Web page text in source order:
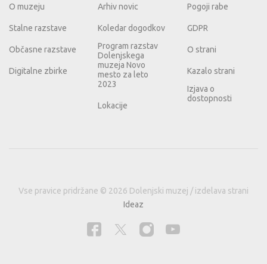
O muzeju
Stalne razstave
Občasne razstave
Digitalne zbirke
Arhiv novic
Koledar dogodkov
Program razstav
Dolenjskega
muzeja Novo
mesto za leto
2023
Lokacije
Pogoji rabe
GDPR
O strani
Kazalo strani
Izjava o
dostopnosti
Vse pravice pridržane © 2026 Dolenjski muzej / izdelava strani
Ideaz